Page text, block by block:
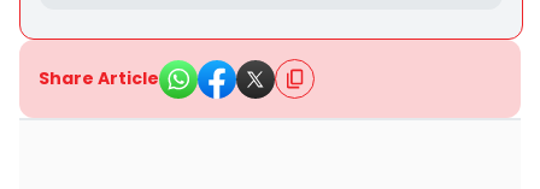
Share Article